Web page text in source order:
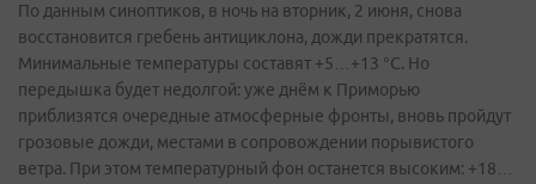
По данным синоптиков, в ночь на вторник, 2 июня, снова
восстановится гребень антициклона, дожди прекратятся.
Минимальные температуры составят +5…+13 °C. Но
передышка будет недолгой: уже днём к Приморью
приблизятся очередные атмосферные фронты, вновь пройдут
грозовые дожди, местами в сопровождении порывистого
ветра. При этом температурный фон останется высоким: +18…